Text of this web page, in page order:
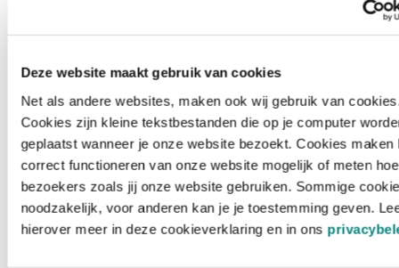
Deze website maakt gebruik van cookies
Net als andere websites, maken ook wij gebruik van
Cookies zijn kleine tekstbestanden die op je computer
geplaatst wanneer je onze website bezoekt. Cookies maken
correct functioneren van onze website mogelijk of meten hoe
bezoekers zoals jij onze website gebruiken. Sommige
noodzakelijk, voor anderen kan je je toestemming geven.
hierover meer in deze cookieverklaring en in ons